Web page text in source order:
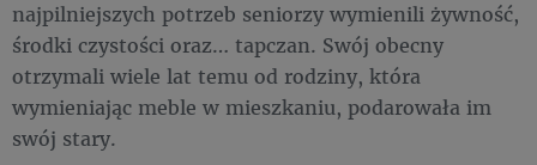
najpilniejszych potrzeb seniorzy wymienili żywność,
środki czystości oraz… tapczan. Swój obecny
otrzymali wiele lat temu od rodziny, która
wymieniając meble w mieszkaniu, podarowała im
swój stary.